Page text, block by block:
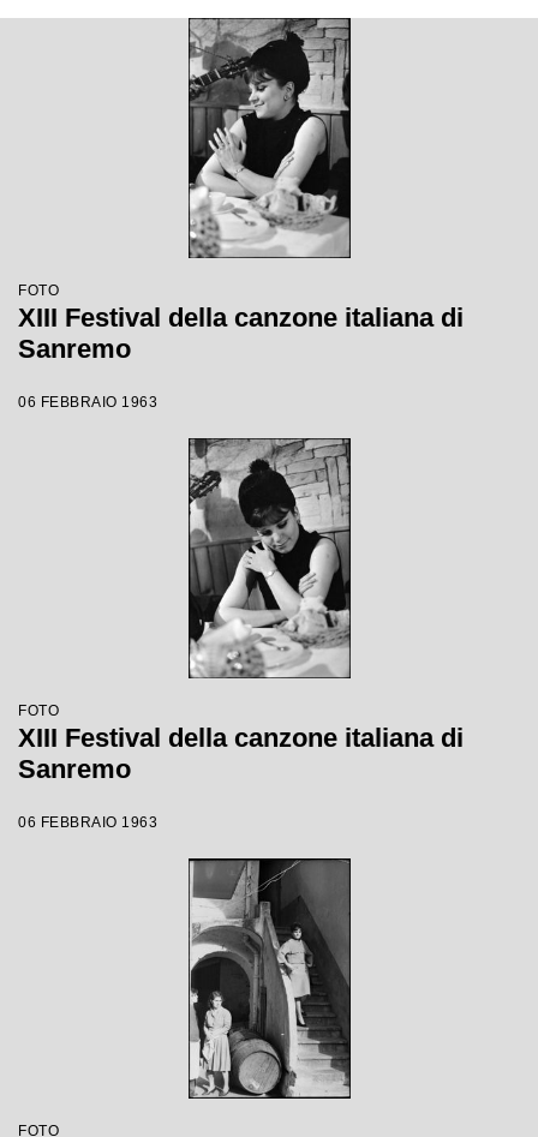
FOTO
XIII Festival della canzone italiana di
Sanremo
06 FEBBRAIO 1963
FOTO
XIII Festival della canzone italiana di
Sanremo
06 FEBBRAIO 1963
FOTO